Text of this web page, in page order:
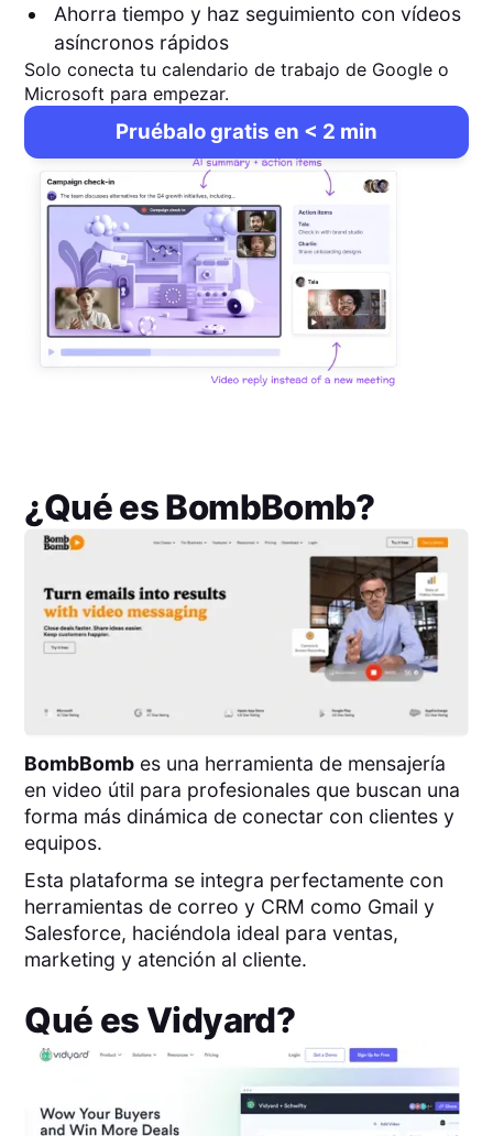
Ahorra tiempo y haz seguimiento con vídeos
asíncronos rápidos
Solo conecta tu calendario de trabajo de Google o
Microsoft para empezar.
Pruébalo gratis en < 2 min
¿Qué esBombBomb?
BombBomb es una herramienta de mensajería
en video útil para profesionales que buscan una
forma más dinámica de conectar con clientes y
equipos.
Esta plataforma se integra perfectamente con
herramientas de correo y CRM como Gmail y
Salesforce, haciéndola ideal para ventas,
marketing y atención al cliente.
Qué esVidyard?